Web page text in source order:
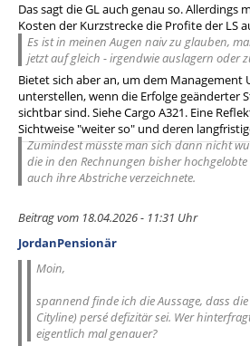
Das sagt die GL auch genau so. Allerdings
Kosten der Kurzstrecke die Profite der LS
Es ist in meinen Augen naiv zu glauben,
jetzt auf gleich - irgendwie auslagern oder
Bietet sich aber an, um dem Management
unterstellen, wenn die Erfolge geänderter
sichtbar sind. Siehe Cargo A321. Eine
Sichtweise "weiter so" und deren
Zumindest müsste man sich dann nicht
die in den Rechnungen bisher
auch ihre Abstriche verzeichnete.
Beitrag vom 18.04.2026 - 11:31 Uhr
JordanPensionär
Moin,
spannend finde ich die Aussage, dass
Cityline) persé defizitär sei. Wer
eigentlich mal genauer?